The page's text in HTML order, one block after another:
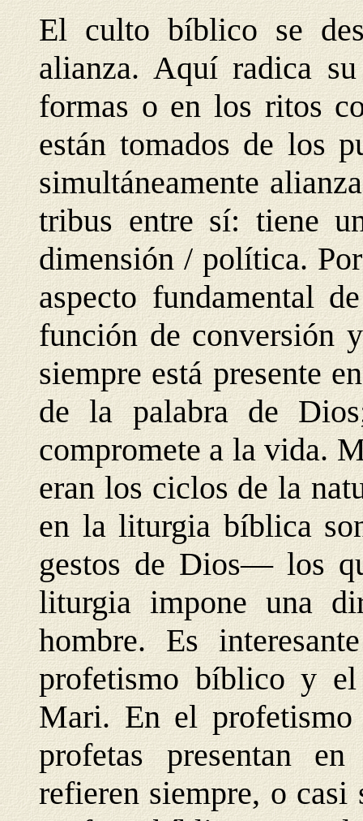
El culto bíblico se
alianza. Aquí radica
formas o en los ritos
están tomados de los
simultáneamente
tribus entre sí: tiene
dimensión / política.
aspecto fundamental
función de conversión
siempre está presente
de la palabra de
compromete a la vida.
eran los ciclos de la
en la liturgia bíblica
gestos de Dios— los
liturgia impone una
hombre. Es
profetismo bíblico y
Mari. En el
profetas presentanen
refieren siempre, o